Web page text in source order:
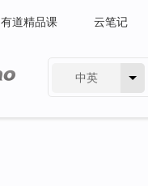
有道精品课 云笔记
中英